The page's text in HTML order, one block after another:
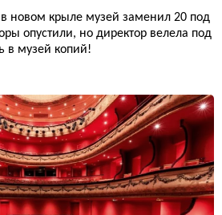
в новом крыле музей заменил 20 под
опустили, но директор велела под
в музей копий!